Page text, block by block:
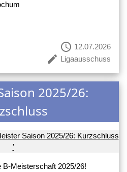
schedule 12.07.2026
create Ligaausschuss
2025/26:
Meisterschaft 2025/26!